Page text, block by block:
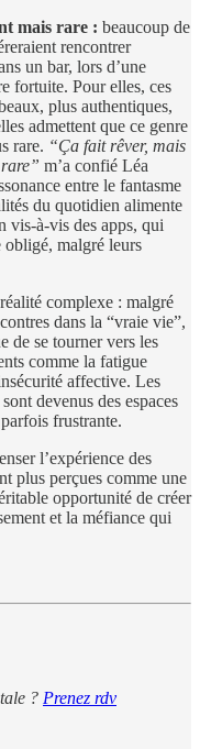
mais rare : beaucoup de
rencontrer
un bar, lors d’une
fortuite. Pour elles, ces
plus authentiques,
admettent que ce genre
rare. “Ça fait rêver, mais
m’a confié Léa
entre le fantasme
du quotidien alimente
vis-à-vis des apps, qui
obligé, malgré leurs
complexe : malgré
dans la “vraie vie”,
de se tourner vers les
comme la fatigue
affective. Les
devenus des espaces
frustrante.
l’expérience des
plus perçues comme une
opportunité de créer
et la méfiance qui
? Prenez rdv